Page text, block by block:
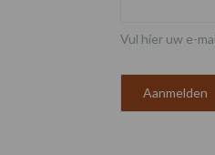
Vul hier uw e-